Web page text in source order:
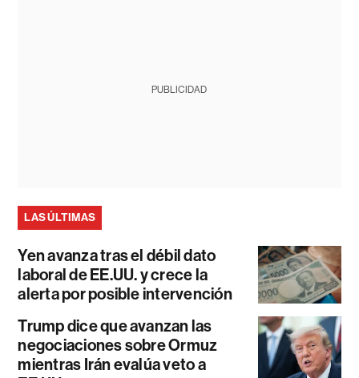
PUBLICIDAD
LAS ÚLTIMAS
Yen avanza tras el débil dato
laboral de EE.UU. y crece la
alerta por posible intervención
Trump dice que avanzan las
negociaciones sobre Ormuz
mientras Irán evalúa veto a